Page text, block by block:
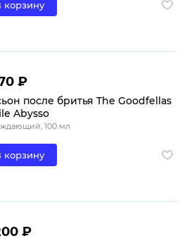
корзину
₽
после бритья The Goodfellas
Abysso
100 мл
корзину
₽